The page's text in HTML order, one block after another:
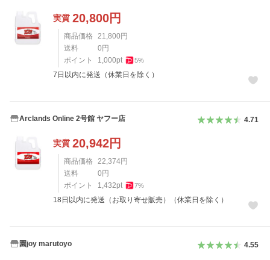
実質 20,800円
商品価格 21,800 円
送料
0 円
ポイント
1,000pt 5%
7日以内に発送（休業日を除く）
Arclands Online 2号館 ヤフー店 4.71
実質 20,942円
商品価格 22,374円
送料
0 円
ポイント
1,432pt 7%
18日以内に発送（お取り寄せ販売）（休業日を除く）
園joy marutoyo 4.55